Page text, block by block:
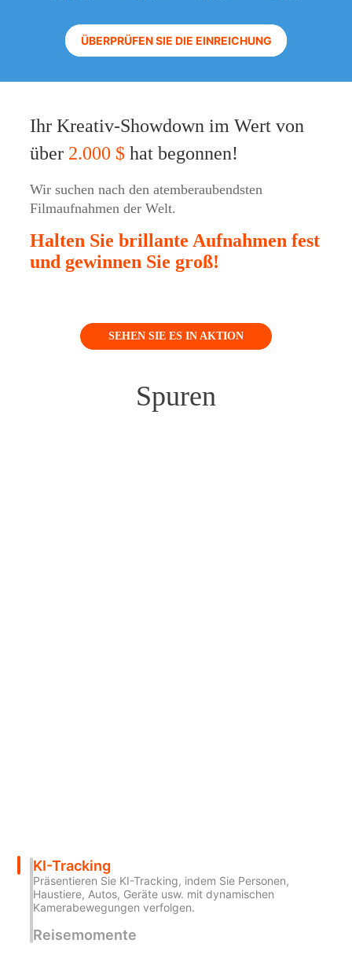
iSteady M6
Hohem GO
Drahtloses Mikrofon
ÜBERPRÜFEN SIE DIE EINREICHUNG
Ihr Kreativ-Showdown im Wert von
über 2.000 $ hat begonnen!
Wir suchen nach den atemberaubendsten
Filmaufnahmen der Welt.
Halten Sie brillante Aufnahmen fest
und gewinnen Sie groß!
SEHEN SIE ES IN AKTION
Spuren
KI-Tracking
Präsentieren Sie KI-Tracking, indem Sie Personen,
Haustiere, Autos, Geräte usw. mit dynamischen
Kamerabewegungen verfolgen.
Reisemomente